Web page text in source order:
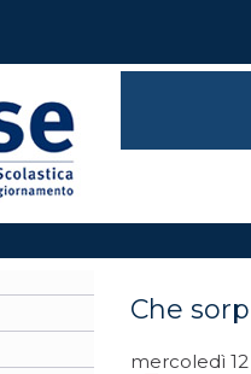
Che
mercoledì